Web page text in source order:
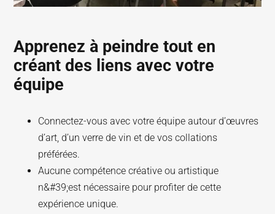
Apprenez à peindre tout en
créant des liens avec votre
équipe
Connectez-vous avec votre équipe autour d’œuvres
d’art, d’un verre de vin et de vos collations
préférées.
Aucune compétence créative ou artistique
n&#39;est nécessaire pour profiter de cette
expérience unique.